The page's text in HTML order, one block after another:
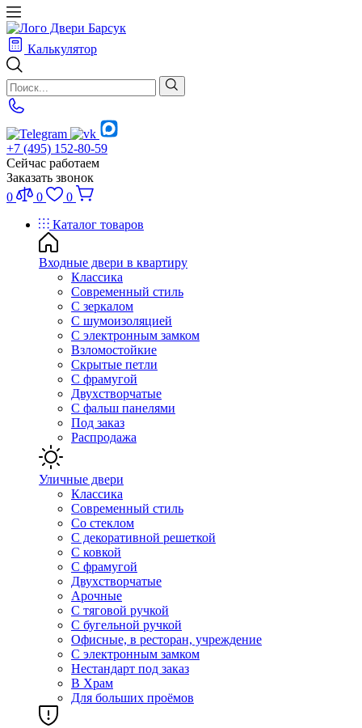
Калькулятор
+7 (495) 152-80-59
Сейчас работаем
Заказать звонок
0
0
0
Каталог товаров
Входные двери в квартиру
Классика
Современный стиль
С зеркалом
С шумоизоляцией
С электронным замком
Взломостойкие
Скрытые петли
С фрамугой
Двухстворчатые
С фальш панелями
Под заказ
Распродажа
Уличные двери
Классика
Современный стиль
Со стеклом
С декоративной решеткой
С ковкой
С фрамугой
Двухстворчатые
Арочные
С тяговой ручкой
С бугельной ручкой
Офисные, в ресторан, учреждение
С электронным замком
Нестандарт под заказ
В Храм
Для больших проёмов